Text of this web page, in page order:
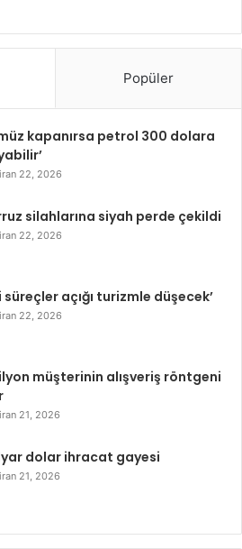
Popüler
kapanırsa petrol 300 dolara
22, 2026
silahlarına siyah perde çekildi
22, 2026
süreçler açığı turizmle düşecek’
22, 2026
müşterinin alışveriş röntgeni
21, 2026
dolar ihracat gayesi
21, 2026